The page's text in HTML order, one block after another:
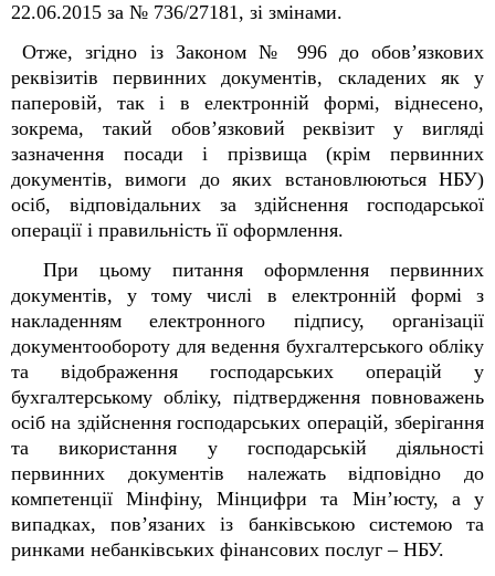
22.06.2015 за № 736/27181, зі змінами.
Отже, згідно із Законом № 996 до обов’язкових
реквізитів первинних документів, складених як у
паперовій, так і в електронній формі, віднесено,
зокрема, такий обов’язковий реквізит у вигляді
зазначення посади і прізвища (крім первинних
документів, вимоги до яких встановлюються НБУ)
осіб, відповідальних за здійснення господарської
операції і правильність її оформлення.
При цьому питання оформлення первинних
документів, у тому числі в електронній формі з
накладенням електронного підпису, організації
документообороту для ведення бухгалтерського обліку
та відображення господарських операцій у
бухгалтерському обліку, підтвердження повноважень
осіб на здійснення господарських операцій, зберігання
та використання у господарській діяльності
первинних документів належать відповідно до
компетенції Мінфіну, Мінцифри та Мін’юсту, а у
випадках, пов’язаних із банківською системою та
ринками небанківських фінансових послуг – НБУ.